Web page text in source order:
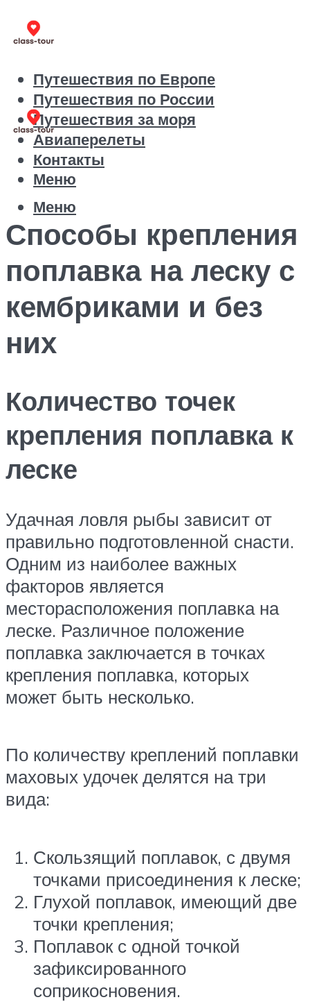
Путешествия по Европе
Путешествия по России
Путешествия за моря
Авиаперелеты
Контакты
Меню
Меню
Способы крепления
поплавка на леску с
кембриками и без
них
Количество точек
крепления поплавка к
леске
Удачная ловля рыбы зависит от
правильно подготовленной снасти.
Одним из наиболее важных
факторов является
месторасположения поплавка на
леске. Различное положение
поплавка заключается в точках
крепления поплавка, которых
может быть несколько.
По количеству креплений поплавки
маховых удочек делятся на три
вида:
Скользящий поплавок, с двумя
точками присоединения к леске;
Глухой поплавок, имеющий две
точки крепления;
Поплавок с одной точкой
зафиксированного
соприкосновения.